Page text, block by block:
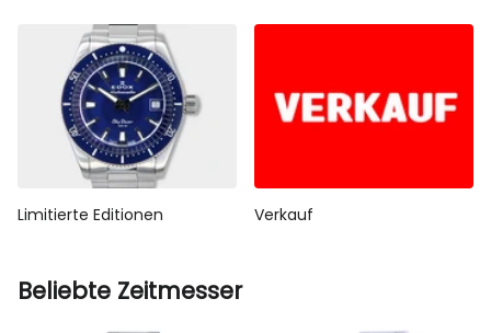
Limitierte Editionen Verkauf
Beliebte Zeitmesser